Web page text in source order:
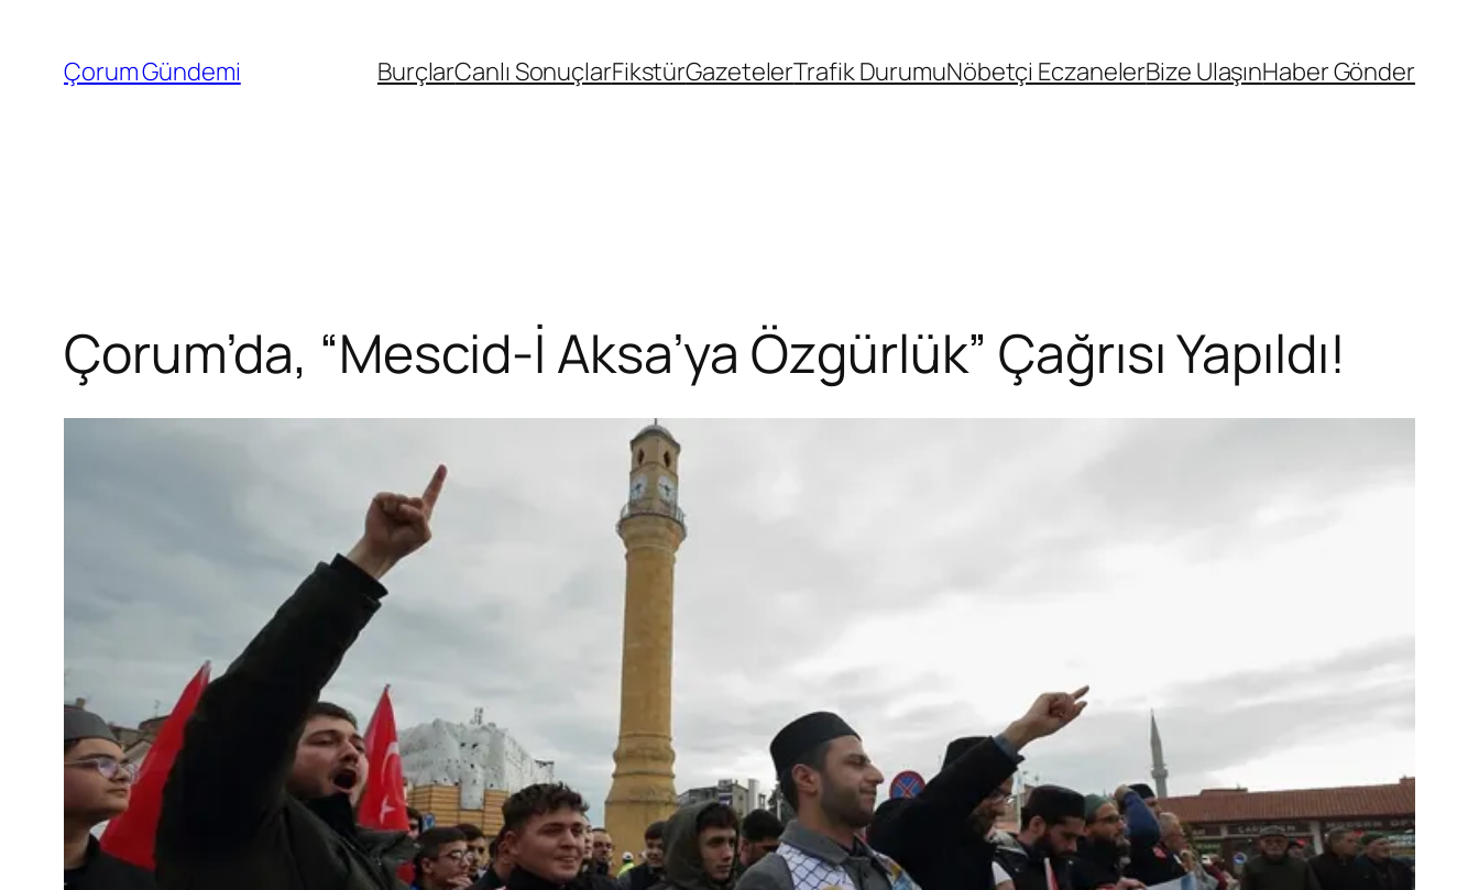
Çorum Gündemi BurçlarCanlı SonuçlarFikstürGazetelerTrafik DurumuNöbetçi EczanelerBize UlaşınHaber Gönder
Çorum’da, “Mescid-İ Aksa’ya Özgürlük” Çağrısı Yapıldı!